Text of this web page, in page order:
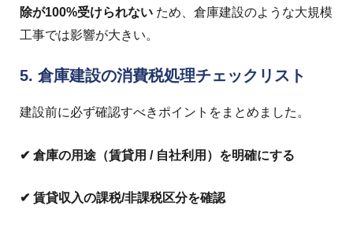
除が100%受けられないため、倉庫建設のような大規模
工事では影響が大きい。
5. 倉庫建設の消費税処理チェックリスト
建設前に必ず確認すべきポイントをまとめました。
✔ 倉庫の用途（賃貸用 / 自社利用）を明確にする
✔ 賃貸収入の課税/非課税区分を確認